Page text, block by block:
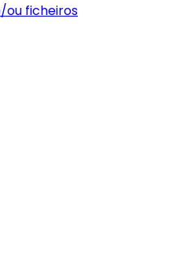
ou ficheiros